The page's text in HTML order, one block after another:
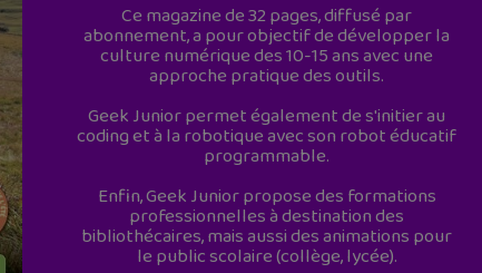
Ce magazine de 32 pages, diffusé par
abonnement, a pour objectif de développer la
culture numérique des 10-15 ans avec une
approche pratique des outils.
Geek Junior permet également de s'initier au
coding et à la robotique avec son robot éducatif
programmable.
Enfin, Geek Junior propose des formations
professionnelles à destination des
bibliothécaires, mais aussi des animations pour
le public scolaire (collège, lycée).